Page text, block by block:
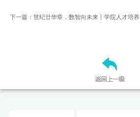
下一篇：世纪廿华章，数智向未来丨学院人才培